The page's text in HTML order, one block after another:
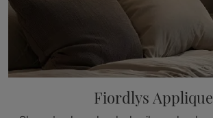
Fiordlys Applique